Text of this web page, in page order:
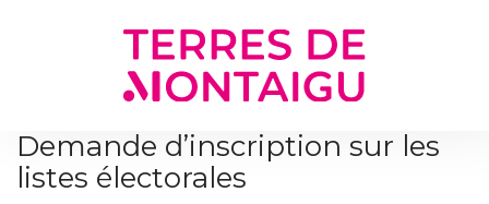
Demande d’inscription sur les
listes électorales